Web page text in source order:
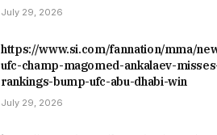
July 29, 2026
https://www.si.com/fannation/mma/
ufc-champ-magomed-ankalaev-
rankings-bump-ufc-abu-dhabi-win
July 29, 2026